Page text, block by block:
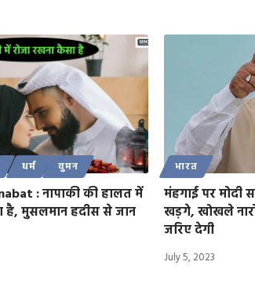
धर्म वुमन
: नापाकी की हालत में
है, मुसलमान हदीस से जान
भारत
मंहगाई पर मोदी
खड़गे, खोखले
जरिए देगी
July 5, 2023